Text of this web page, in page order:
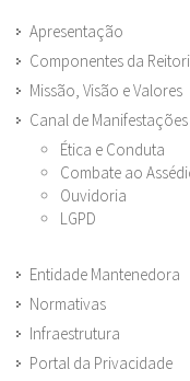
Apresentação
Componentes da
Missão, Visão e Valores
Canal de Manifestações
Ética e Conduta
Combate ao
Ouvidoria
LGPD
Entidade Mantenedora
Normativas
Infraestrutura
Portal da Privacidade